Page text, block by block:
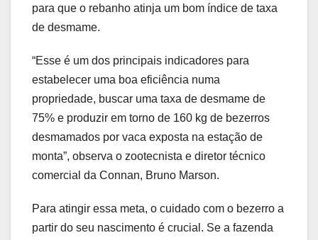
para que o rebanho atinja um bom índice de taxa
de desmame.
“Esse é um dos principais indicadores para
estabelecer uma boa eficiência numa
propriedade, buscar uma taxa de desmame de
75% e produzir em torno de 160 kg de bezerros
desmamados por vaca exposta na estação de
monta”, observa o zootecnista e diretor técnico
comercial da Connan, Bruno Marson.
Para atingir essa meta, o cuidado com o bezerro a
partir do seu nascimento é crucial. Se a fazenda